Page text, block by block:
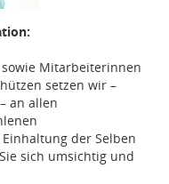
Mitarbeiterinnen
setzen wir –
an allen
der Selben
sich umsichtig und